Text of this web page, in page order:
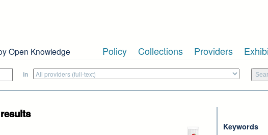
Open Knowledge Policy Collections Providers
in
Keywords